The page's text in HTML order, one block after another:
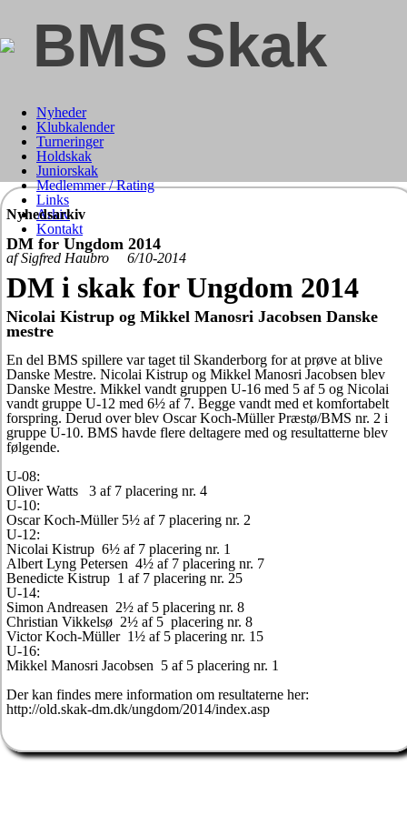
BMS Skak
Nyheder
Klubkalender
Turneringer
Holdskak
Juniorskak
Medlemmer / Rating
Links
Arkiv
Kontakt
Nyhedsarkiv
DM for Ungdom 2014
af Sigfred Haubro 6/10-2014
DM i skak for Ungdom 2014
Nicolai Kistrup og Mikkel Manosri Jacobsen Danske
mestre
En del BMS spillere var taget til Skanderborg for at prøve at blive
Danske Mestre. Nicolai Kistrup og Mikkel Manosri Jacobsen blev
Danske Mestre. Mikkel vandt gruppen U-16 med 5 af 5 og Nicolai
vandt gruppe U-12 med 6½ af 7. Begge vandt med et komfortabelt
forspring. Derud over blev Oscar Koch-Müller Præstø/BMS nr. 2 i
gruppe U-10. BMS havde flere deltagere med og resultatterne blev
følgende.
U-08:
Oliver Watts 3 af 7 placering nr. 4
U-10:
Oscar Koch-Müller 5½ af 7 placering nr. 2
U-12:
Nicolai Kistrup 6½ af 7 placering nr. 1
Albert Lyng Petersen 4½ af 7 placering nr. 7
Benedicte Kistrup 1 af 7 placering nr. 25
U-14:
Simon Andreasen 2½ af 5 placering nr. 8
Christian Vikkelsø 2½ af 5 placering nr. 8
Victor Koch-Müller 1½ af 5 placering nr. 15
U-16:
Mikkel Manosri Jacobsen 5 af 5 placering nr. 1
Der kan findes mere information om resultaterne her:
http://old.skak-dm.dk/ungdom/2014/index.asp